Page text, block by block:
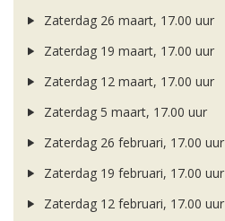
Zaterdag 26 maart, 17.00 uur
Zaterdag 19 maart, 17.00 uur
Zaterdag 12 maart, 17.00 uur
Zaterdag 5 maart, 17.00 uur
Zaterdag 26 februari, 17.00 uur
Zaterdag 19 februari, 17.00 uur
Zaterdag 12 februari, 17.00 uur